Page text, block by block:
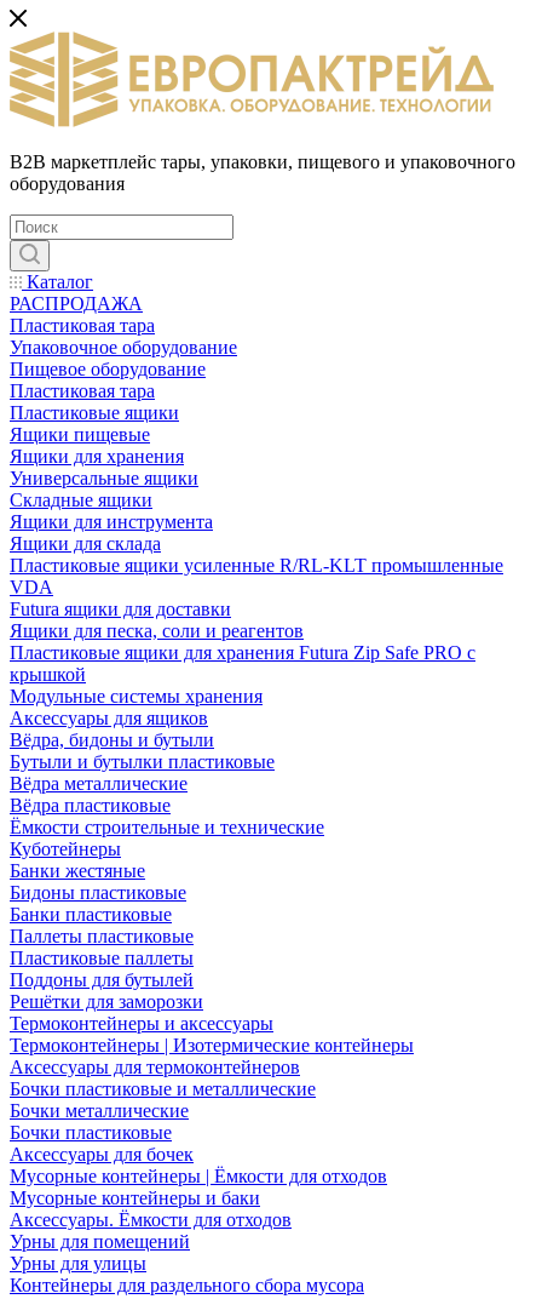
B2B маркетплейс тары, упаковки, пищевого и упаковочного
оборудования
Каталог
РАСПРОДАЖА
Пластиковая тара
Упаковочное оборудование
Пищевое оборудование
Пластиковая тара
Пластиковые ящики
Ящики пищевые
Ящики для хранения
Универсальные ящики
Складные ящики
Ящики для инструмента
Ящики для склада
Пластиковые ящики усиленные R/RL-KLT промышленные
VDA
Futura ящики для доставки
Ящики для песка, соли и реагентов
Пластиковые ящики для хранения Futura Zip Safe PRO с
крышкой
Модульные системы хранения
Аксессуары для ящиков
Вёдра, бидоны и бутыли
Бутыли и бутылки пластиковые
Вёдра металлические
Вёдра пластиковые
Ёмкости строительные и технические
Куботейнеры
Банки жестяные
Бидоны пластиковые
Банки пластиковые
Паллеты пластиковые
Пластиковые паллеты
Поддоны для бутылей
Решётки для заморозки
Термоконтейнеры и аксессуары
Термоконтейнеры | Изотермические контейнеры
Аксессуары для термоконтейнеров
Бочки пластиковые и металлические
Бочки металлические
Бочки пластиковые
Аксессуары для бочек
Мусорные контейнеры | Ёмкости для отходов
Мусорные контейнеры и баки
Аксессуары. Ёмкости для отходов
Урны для помещений
Урны для улицы
Контейнеры для раздельного сбора мусора